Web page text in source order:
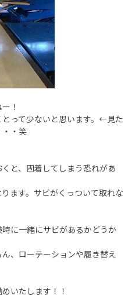
！
って少ないと思います。←見た
・・笑
と、固着してしまう恐れがあ
ます。サビがくっついて取れな
に一緒にサビがあるかどうか
、ローテーションや履き替え
いたします！！